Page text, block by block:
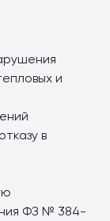
и
в
ФЗ № 384-